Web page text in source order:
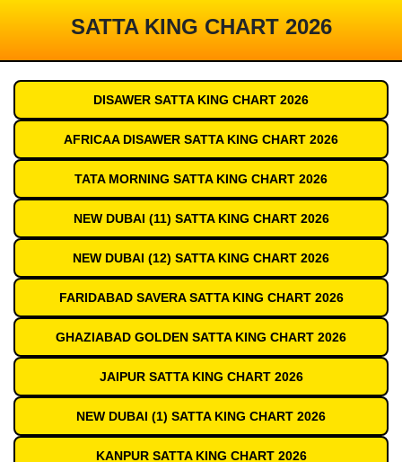
SATTA KING CHART 2026
DISAWER SATTA KING CHART 2026
AFRICAA DISAWER SATTA KING CHART 2026
TATA MORNING SATTA KING CHART 2026
NEW DUBAI (11) SATTA KING CHART 2026
NEW DUBAI (12) SATTA KING CHART 2026
FARIDABAD SAVERA SATTA KING CHART 2026
GHAZIABAD GOLDEN SATTA KING CHART 2026
JAIPUR SATTA KING CHART 2026
NEW DUBAI (1) SATTA KING CHART 2026
KANPUR SATTA KING CHART 2026